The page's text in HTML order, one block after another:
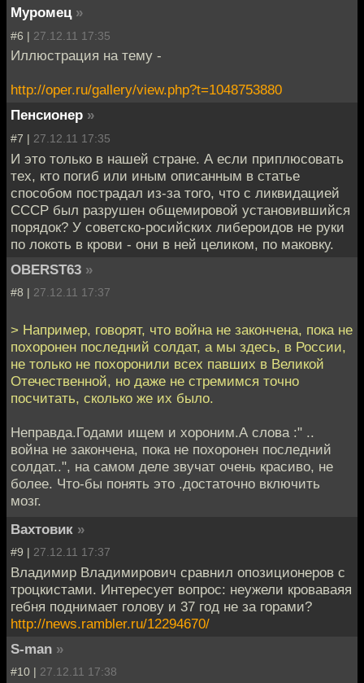
Муромец »
#6 | 27.12.11 17:35
Иллюстрация на тему -
http://oper.ru/gallery/view.php?t=1048753880
Пенсионер »
#7 | 27.12.11 17:35
И это только в нашей стране. А если приплюсовать
тех, кто погиб или иным описанным в статье
способом пострадал из-за того, что с ликвидацией
СССР был разрушен общемировой установившийся
порядок? У советско-росийских либероидов не руки
по локоть в крови - они в ней целиком, по маковку.
OBERST63 »
#8 | 27.12.11 17:37
> Например, говорят, что война не закончена, пока не
похоронен последний солдат, а мы здесь, в России,
не только не похоронили всех павших в Великой
Отечественной, но даже не стремимся точно
посчитать, сколько же их было.
Неправда.Годами ищем и хороним.А слова :" ..
война не закончена, пока не похоронен последний
солдат..", на самом деле звучат очень красиво, не
более. Что-бы понять это .достаточно включить
мозг.
Вахтовик »
#9 | 27.12.11 17:37
Владимир Владимирович сравнил опозиционеров с
троцкистами. Интересует вопрос: неужели кроваваяя
гебня поднимает голову и 37 год не за горами?
http://news.rambler.ru/12294670/
S-man »
#10 | 27.12.11 17:38